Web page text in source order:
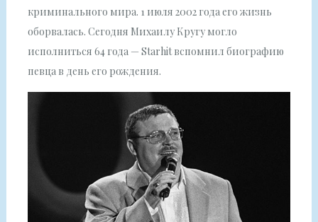
криминального мира. 1 июля 2002 года его жизнь
оборвалась. Сегодня Михаилу Кругу могло
исполниться 64 года — Starhit вспомнил биографию
певца в день его рождения.